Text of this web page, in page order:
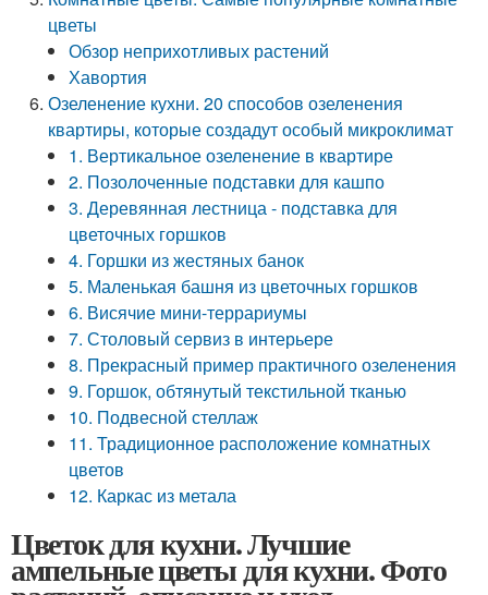
цветы
Обзор неприхотливых растений
Хавортия
Озеленение кухни. 20 способов озеленения
квартиры, которые создадут особый микроклимат
1. Вертикальное озеленение в квартире
2. Позолоченные подставки для кашпо
3. Деревянная лестница - подставка для
цветочных горшков
4. Горшки из жестяных банок
5. Маленькая башня из цветочных горшков
6. Висячие мини-террариумы
7. Столовый сервиз в интерьере
8. Прекрасный пример практичного озеленения
9. Горшок, обтянутый текстильной тканью
10. Подвесной стеллаж
11. Традиционное расположение комнатных
цветов
12. Каркас из метала
Цветок для кухни. Лучшие
ампельные цветы для кухни. Фото